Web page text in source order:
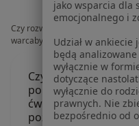
Czy rozwiązywanie wykreślanek,
warcaby można zaliczyć do
Czy rozwiązywanie
po numerach i grę w
ćwiczenia mózgu i
poznawczych?
jako wsparcia dla
emocjonalnego i
Udział w
będą
wyłącznie w
dotyczące
wyłącznie do
prawnych. Nie
bezpośrednio od